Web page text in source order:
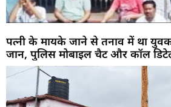
पत्नी के मायके जाने से तनाव में था
जान, पुलिस मोबाइल चैट और कॉल